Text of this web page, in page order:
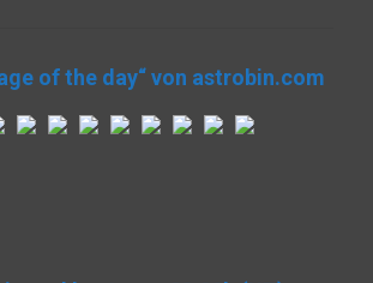
of the day“ von astrobin.com